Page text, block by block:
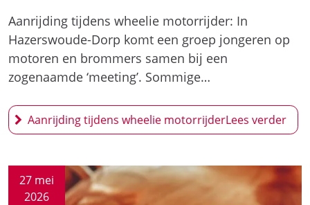
Aanrijding tijdens wheelie motorrijder: In
Hazerswoude-Dorp komt een groep jongeren op
motoren en brommers samen bij een
zogenaamde ‘meeting’. Sommige…
Aanrijding tijdens wheelie motorrijder
27 mei
2026